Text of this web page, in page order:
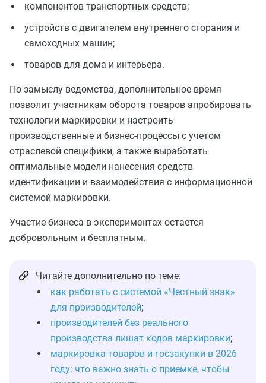
компонентов транспортных средств;
устройств с двигателем внутреннего сгорания и
самоходных машин;
товаров для дома и интерьера.
По замыслу ведомства, дополнительное время
позволит участникам оборота товаров апробировать
технологии маркировки и настроить
производственные и бизнес-процессы с учетом
отраслевой специфики, а также выработать
оптимальные модели нанесения средств
идентификации и взаимодействия с информационной
системой маркировки.
Участие бизнеса в экспериментах остается
добровольным и бесплатным.
Читайте дополнительно по теме:
как работать с системой «Честный знак»
для производителей;
производителей без реального
производства лишат кодов маркировки;
маркировка товаров и госзакупки в 2026
году: что важно знать о приемке, чтобы